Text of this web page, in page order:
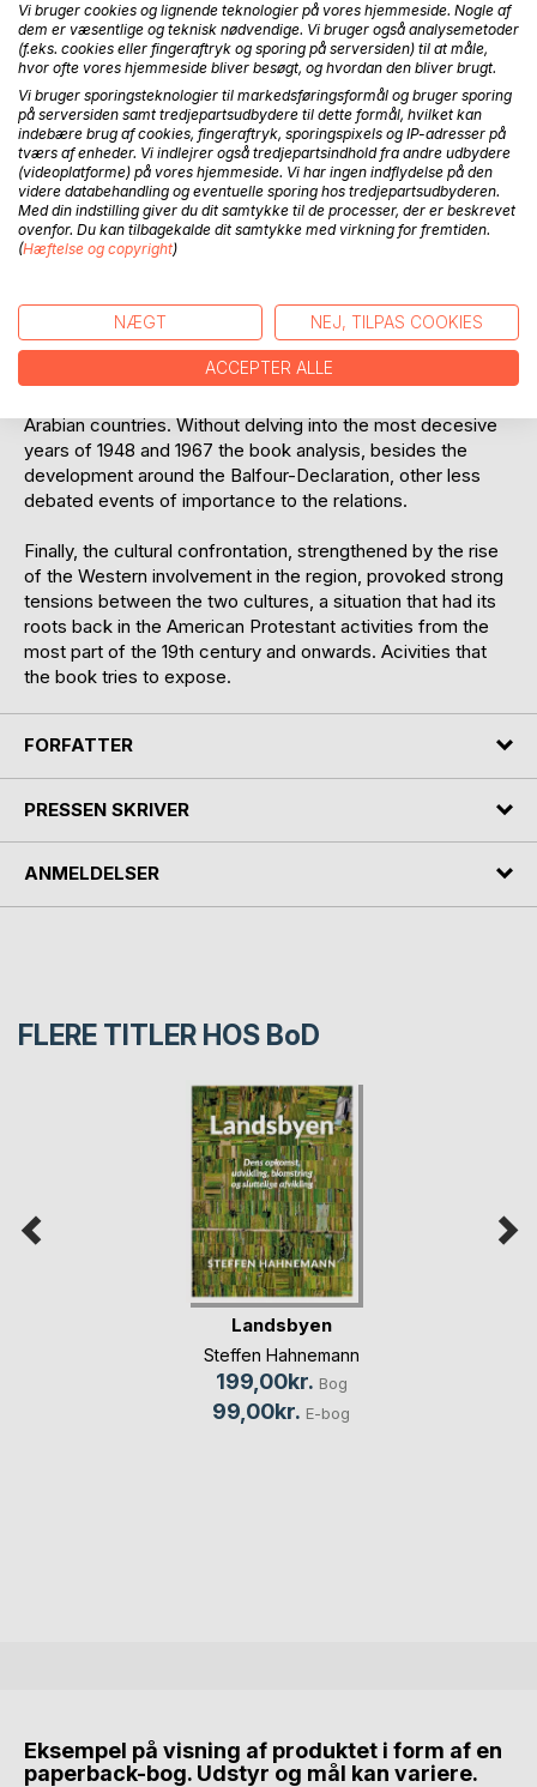
The book goes through the most decisive happenings
around the break-down of the Ottoman empire and the
disposition over its left-behind by the European Great
Powers.
From the beginning of the 20th century the discovery of
vast deposits of oil influenced the West's (now gradually
including the United States) interest in the Middle-East.
Provoking several conflicts up to now. The book intends to
treat the most decisive events.
The establishment in 1917 of a "national home" for the
Jews in Palestine meant a further strengthening of the
clash of interests toward the Muslim countries. Especially
the strong commitment of the United States to Israel has
Arabian countries. Without delving into the most decesive
years of 1948 and 1967 the book analysis, besides the
development around the Balfour-Declaration, other less
debated events of importance to the relations.
Finally, the cultural confrontation, strengthened by the rise
of the Western involvement in the region, provoked strong
tensions between the two cultures, a situation that had its
roots back in the American Protestant activities from the
most part of the 19th century and onwards. Acivities that
the book tries to expose.
FORFATTER
PRESSEN SKRIVER
ANMELDELSER
FLERE TITLER HOS BoD
Landsbyen
Steffen Hahnemann
199,00kr. Bog
99,00kr. E-bog
Eksempel på visning af produktet i form af en
paperback-bog. Udstyr og mål kan variere.
Vi bruger cookies og lignende teknologier på vores hjemmeside. Nogle af
dem er væsentlige og teknisk nødvendige. Vi bruger også analysemetoder
(f.eks. cookies eller fingeraftryk og sporing på serversiden) til at måle,
hvor ofte vores hjemmeside bliver besøgt, og hvordan den bliver brugt.
Vi bruger sporingsteknologier til markedsføringsformål og bruger sporing
på serversiden samt tredjepartsudbydere til dette formål, hvilket kan
indebære brug af cookies, fingeraftryk, sporingspixels og IP-adresser på
tværs af enheder. Vi indlejrer også tredjepartsindhold fra andre udbydere
(videoplatforme) på vores hjemmeside. Vi har ingen indflydelse på den
videre databehandling og eventuelle sporing hos tredjepartsudbyderen.
Med din indstilling giver du dit samtykke til de processer, der er beskrevet
ovenfor. Du kan tilbagekalde dit samtykke med virkning for fremtiden.
(Hæftelse og copyright)
NÆGT NEJ, TILPAS COOKIES
ACCEPTER ALLE